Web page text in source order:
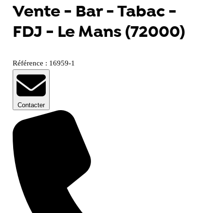
Vente - Bar - Tabac -
FDJ - Le Mans (72000)
Référence : 16959-1
Contacter